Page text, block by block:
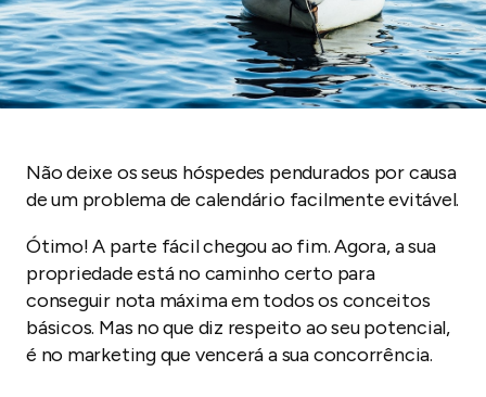
Não deixe os seus hóspedes pendurados por causa
de um problema de calendário facilmente evitável.
Ótimo! A parte fácil chegou ao fim. Agora, a sua
propriedade está no caminho certo para
conseguir nota máxima em todos os conceitos
básicos. Mas no que diz respeito ao seu potencial,
é no marketing que vencerá a sua concorrência.